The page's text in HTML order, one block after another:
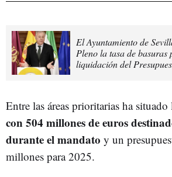
El Ayuntamiento de
Pleno la tasa de
liquidación del
Entre las áreas prioritarias ha
con 504 millones de euros
durante el mandato y un
millones para 2025.